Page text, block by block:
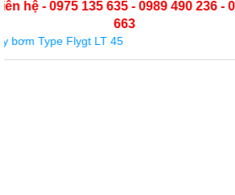
Giá: Liên hệ - 0975 135 635 - 0989